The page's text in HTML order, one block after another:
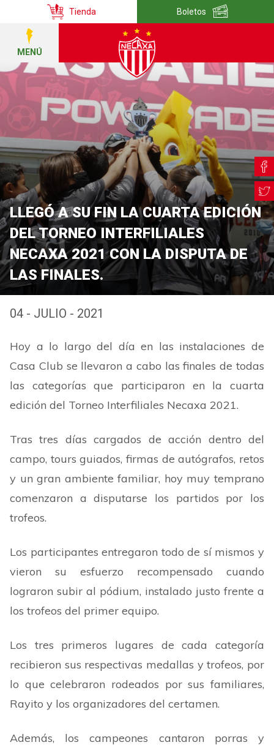
Tienda Boletos
MENÚ
LLEGÓ A SU FIN LA CUARTA EDICIÓN
DEL TORNEO INTERFILIALES
NECAXA 2021 CON LA DISPUTA DE
LAS FINALES.
04 - JULIO - 2021
Hoy a lo largo del día en las instalaciones de
Casa Club se llevaron a cabo las finales de todas
las categorías que participaron en la cuarta
edición del Torneo Interfiliales Necaxa 2021.
Tras tres días cargados de acción dentro del
campo, tours guiados, firmas de autógrafos, retos
y un gran ambiente familiar, hoy muy temprano
comenzaron a disputarse los partidos por los
trofeos.
Los participantes entregaron todo de sí mismos y
vieron su esfuerzo recompensado cuando
lograron subir al pódium, instalado justo frente a
los trofeos del primer equipo.
Los tres primeros lugares de cada categoría
recibieron sus respectivas medallas y trofeos, por
lo que celebraron rodeados por sus familiares,
Rayito y los organizadores del certamen.
Además, los campeones cantaron porras y